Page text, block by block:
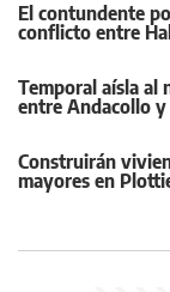
El contundente
conflicto entre
Temporal aísla al
entre Andacollo y
Construirán
mayores en